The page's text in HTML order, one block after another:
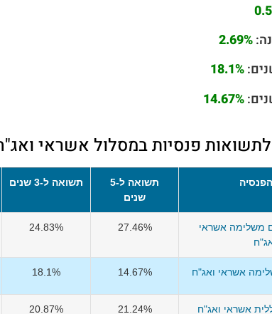
2.69%
18.1%
14.67%
פנסיות במסלול אשראי
תשואה ל-5
שנים
תשואה ל-3 שנים
משלימה אשראי
27.46%
24.83%
אשראי ואג"ח 14.67%
18.1%
אשראי ואג"ח 21.24%
20.87%